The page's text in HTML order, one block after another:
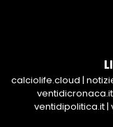
calciolife.cloud |
ventidicronaca.it
ventidipolitica.it|